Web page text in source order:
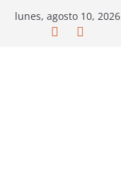
lunes, agosto 10, 2026